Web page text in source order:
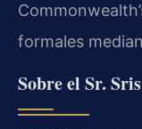
formales
Sobre el Sr.